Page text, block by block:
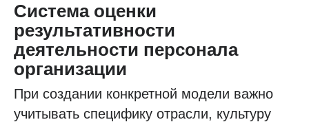
Система оценки
результативности
деятельности персонала
организации
При создании конкретной модели важно
учитывать специфику отрасли, культуру